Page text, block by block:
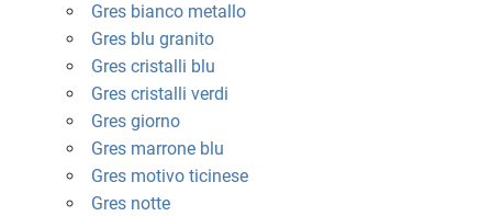
Gres bianco metallo
Gres blu granito
Gres cristalli blu
Gres cristalli verdi
Gres giorno
Gres marrone blu
Gres motivo ticinese
Gres notte